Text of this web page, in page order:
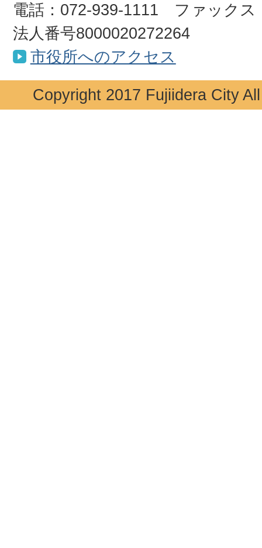
電話：072-939-1111 ファックス
法人番号8000020272264
市役所へのアクセス
Copyright 2017 Fujiidera City